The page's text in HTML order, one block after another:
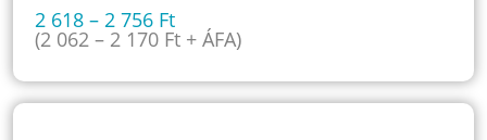
2 618–2 756 Ft
(2 062– 2 170 Ft + ÁFA)